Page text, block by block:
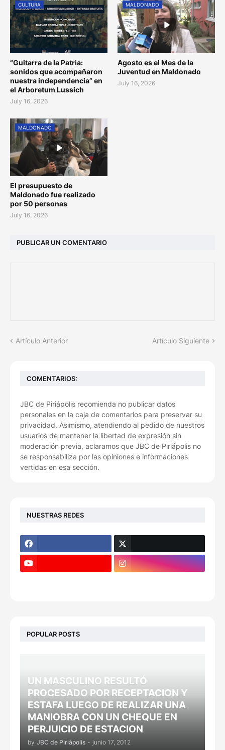
CULTURA
“Guitarra de la Patria:
sonidos que acompañaron
nuestra independencia” en
el Arboretum Lussich
July 16, 2026
MALDONADO
Agosto es el Mes de la
Juventud en Maldonado
July 16, 2026
MALDONADO
El presupuesto de
Maldonado fue realizado
por 50 personas
July 16, 2026
PUBLICAR UN COMENTARIO
Artículo Anterior Artículo Siguiente
COMENTARIOS:
JBC de Piriápolis recomienda no publicar datos
personales en la caja de comentarios para preservar su
privacidad. Asimismo, atendiendo al pedido de nuestros
usuarios de mantener la libertad de expresión sin
moderación previa, aclaramos que JBC de Piriápolis no
se responsabiliza por las opiniones e informaciones
vertidas en esa sección.
NUESTRAS REDES
POPULAR POSTS
UN MASCULINO RESULTÓ
PROCESADO POR RECEPTACION Y
ESTAFA LUEGO DE REALIZAR UNA
MANIOBRA CON UN CHEQUE EN
PERJUICIO DE ESTACION
by JBC de Piriápolis - junio 17, 2012